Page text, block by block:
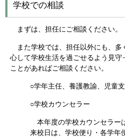
学校での相談
まずは、担任にご相談ください。
また学校では、担任以外にも、多
心して学校生活を過ごせるよう見
ことがあればご相談ください。
○学年主任、養護教諭、児童
○学校カウンセラー
本年度の学校カウンセラー
来校日は、学校便り・各学年